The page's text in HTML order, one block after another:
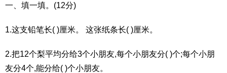
一、填一填。(12分)
1.这支铅笔长( )厘米。 这张纸条长( )厘米。
2.把12个梨平均分给3个小朋友,每个小朋友分( )个;每个小朋
友分4个,能分给( )个小朋友。